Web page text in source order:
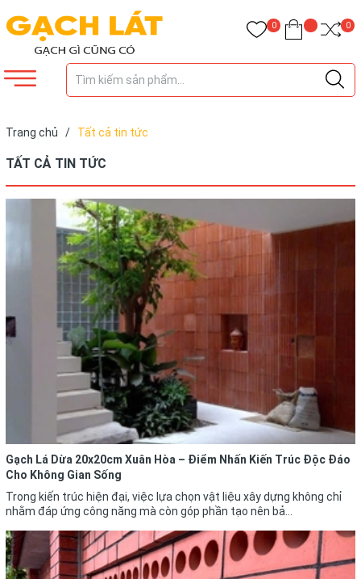
0 0
Trang chủ / Tất cả tin tức
TẤT CẢ TIN TỨC
Gạch Lá Dừa 20x20cm Xuân Hòa – Điểm Nhấn Kiến Trúc Độc Đáo
Cho Không Gian Sống
Trong kiến trúc hiện đại, việc lựa chọn vật liệu xây dựng không chỉ
nhằm đáp ứng công năng mà còn góp phần tạo nên bả...